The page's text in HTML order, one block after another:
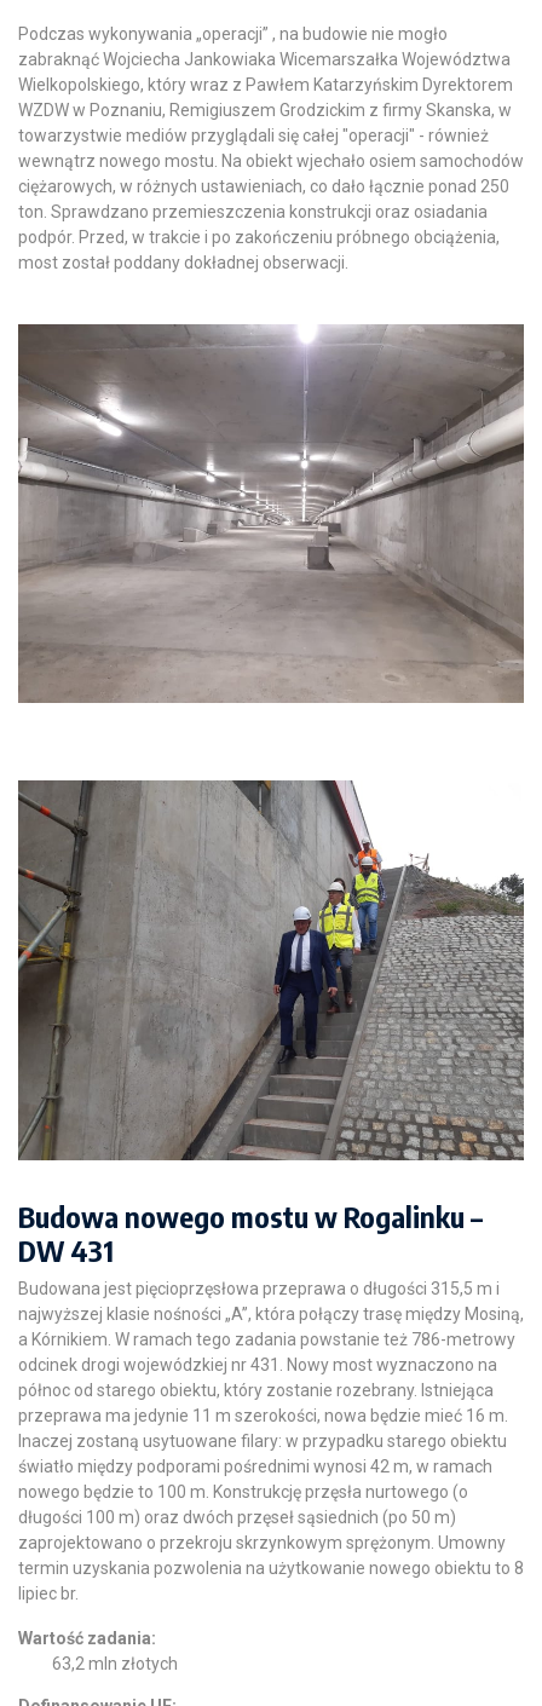
Podczas wykonywania „operacji” , na budowie nie mogło
zabraknąć Wojciecha Jankowiaka Wicemarszałka Województwa
Wielkopolskiego, który wraz z Pawłem Katarzyńskim Dyrektorem
WZDW w Poznaniu, Remigiuszem Grodzickim z firmy Skanska, w
towarzystwie mediów przyglądali się całej "operacji" - również
wewnątrz nowego mostu. Na obiekt wjechało osiem samochodów
ciężarowych, w różnych ustawieniach, co dało łącznie ponad 250
ton. Sprawdzano przemieszczenia konstrukcji oraz osiadania
podpór. Przed, w trakcie i po zakończeniu próbnego obciążenia,
most został poddany dokładnej obserwacji.
Budowa nowego mostu w Rogalinku –
DW 431
Budowana jest pięcioprzęsłowa przeprawa o długości 315,5 m i
najwyższej klasie nośności „A”, która połączy trasę między Mosiną,
a Kórnikiem. W ramach tego zadania powstanie też 786-metrowy
odcinek drogi wojewódzkiej nr 431. Nowy most wyznaczono na
północ od starego obiektu, który zostanie rozebrany. Istniejąca
przeprawa ma jedynie 11 m szerokości, nowa będzie mieć 16 m.
Inaczej zostaną usytuowane filary: w przypadku starego obiektu
światło między podporami pośrednimi wynosi 42 m, w ramach
nowego będzie to 100 m. Konstrukcję przęsła nurtowego (o
długości 100 m) oraz dwóch przęseł sąsiednich (po 50 m)
zaprojektowano o przekroju skrzynkowym sprężonym. Umowny
termin uzyskania pozwolenia na użytkowanie nowego obiektu to 8
lipiec br.
Wartość zadania:
63,2 mln złotych